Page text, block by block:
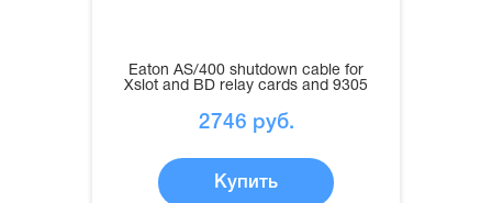
Eaton AS/400 shutdown cable for
Xslot and BD relay cards and 9305
2746 руб.
Купить